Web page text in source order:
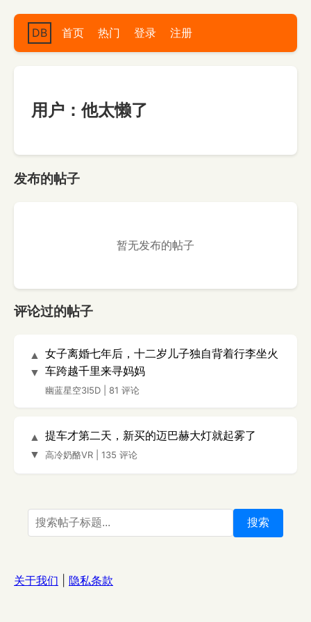
DB 首页 热门 登录 注册
用户：他太懒了
发布的帖子
暂无发布的帖子
评论过的帖子
▲
▼
女子离婚七年后，十二岁儿子独自背着行李坐火
车跨越千里来寻妈妈
幽蓝星空3I5D 81 评论
▲
▼
提车才第二天，新买的迈巴赫大灯就起雾了
高冷奶酪VR 135 评论
搜索
关于我们 隐私条款